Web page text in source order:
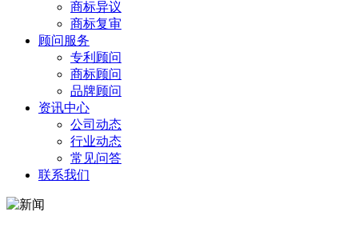
商标异议
商标复审
顾问服务
专利顾问
商标顾问
品牌顾问
资讯中心
公司动态
行业动态
常见问答
联系我们